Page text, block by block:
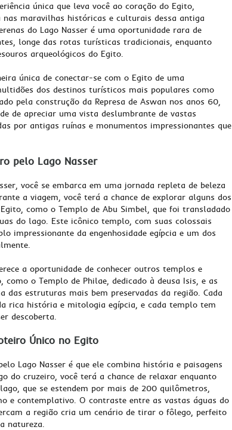
única que leva você ao coração do Egito,
maravilhas históricas e culturais dessa antiga
do Lago Nasser é uma oportunidade rara de
longe das rotas turísticas tradicionais, enquanto
arqueológicos do Egito.
única de conectar-se com o Egito de uma
dos destinos turísticos mais populares como
pela construção da Represa de Aswan nos anos 60,
de apreciar uma vista deslumbrante de vastas
por antigas ruínas e monumentos impressionantes que
pelo Lago Nasser
você se embarca em uma jornada repleta de beleza
a viagem, você terá a chance de explorar alguns dos
como o Templo de Abu Simbel, que foi transladado
do lago. Este icônico templo, com suas colossais
impressionante da engenhosidade egípcia e um dos
a oportunidade de conhecer outros templos e
o Templo de Philae, dedicado à deusa Isis, e as
das estruturas mais bem preservadas da região. Cada
rica história e mitologia egípcia, e cada templo tem
descoberta.
Único no Egito
Lago Nasser é que ele combina história e paisagens
do cruzeiro, você terá a chance de relaxar enquanto
que se estendem por mais de 200 quilômetros,
e contemplativo. O contraste entre as vastas águas do
a região cria um cenário de tirar o fôlego, perfeito
natureza.